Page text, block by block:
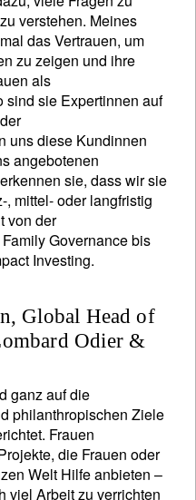
verstehen. Meines
das Vertrauen, um
zu zeigen und ihre
als
sind sie Expertinnen auf
uns diese Kundinnen
angebotenen
sie, dass wir sie
mittel- oder langfristig
von der
Governance bis
Investing.
Global Head of
Odier &
ganz auf die
philanthropischen Ziele
Frauen
die Frauen oder
Welt Hilfe anbieten –
viel Arbeit zu verrichten